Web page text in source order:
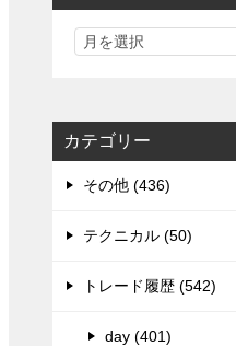
カテゴリー
その他 (436)
テクニカル (50)
トレード履歴 (542)
day (401)